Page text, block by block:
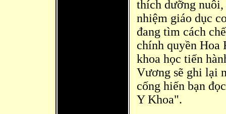
thích dưỡng nuôi,
nhiệm giáo dục
đang tìm cách
chính quyền Hoa
khoa học tiến
Vương sẽ ghi lại
cống hiến bạn
Y Khoa".